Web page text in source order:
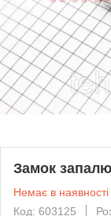
Замок
Немає в наявності
Код: 603125